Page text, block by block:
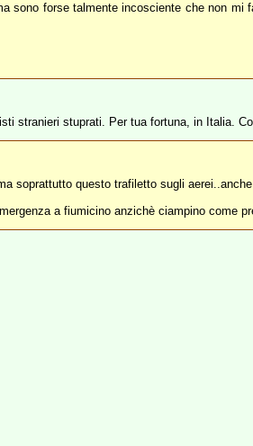
sono forse talmente incosciente che non
stranieri stuprati. Per tua fortuna, in Italia.
soprattutto questo trafiletto sugli
a fiumicino anzichè ciampino come